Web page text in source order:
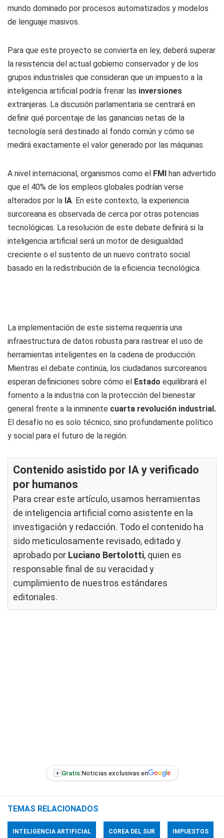
mundo dominado por procesos automatizados y modelos
de lenguaje masivos.
Para que este proyecto se convierta en ley, deberá superar
la resistencia del actual gobierno conservador y de los
grupos industriales que consideran que un impuesto a la
inteligencia artificial podría frenar las inversiones
extranjeras. La discusión parlamentaria se centrará en
definir qué porcentaje de las ganancias netas de la
tecnología será destinado al fondo común y cómo se
medirá exactamente el valor generado por las máquinas.
A nivel internacional, organismos como el FMI han advertido
que el 40% de los empleos globales podrían verse
alterados por la IA. En este contexto, la experiencia
surcoreana es observada de cerca por otras potencias
tecnológicas. La resolución de este debate definirá si la
inteligencia artificial será un motor de desigualdad
creciente o el sustento de un nuevo contrato social
basado en la redistribución de la eficiencia tecnológica.
La implementación de este sistema requeriría una
infraestructura de datos robusta para rastrear el uso de
herramientas inteligentes en la cadena de producción.
Mientras el debate continúa, los ciudadanos surcoreanos
esperan definiciones sobre cómo el Estado equilibrará el
fomento a la industria con la protección del bienestar
general frente a la inminente cuarta revolución industrial.
El desafío no es solo técnico, sino profundamente político
y social para el futuro de la región.
Contenido asistido por IA y verificado
por humanos
Para crear este artículo, usamos herramientas
de inteligencia artificial como asistente en la
investigación y redacción. Todo el contenido ha
sido meticulosamente revisado, editado y
aprobado por Luciano Bertolotti, quien es
responsable final de su veracidad y
cumplimiento de nuestros estándares
editoriales.
+ Gratis:Noticias exclusivas en
TEMAS RELACIONADOS
INTELIGENCIA ARTIFICIAL COREA DEL SUR IMPUESTOS